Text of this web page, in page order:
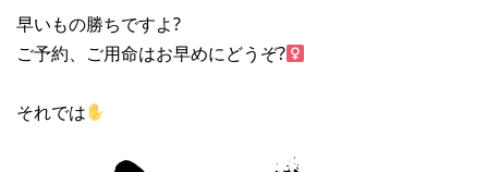
早いもの勝ちですよ?
ご予約、ご用命はお早めにどうぞ?‍
それでは